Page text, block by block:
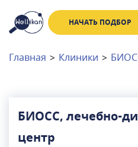
НАЧАТЬ ПОДБОР
Доктора
Клиники
Главная > Клиники >
БИОСС, лечебно-
центр